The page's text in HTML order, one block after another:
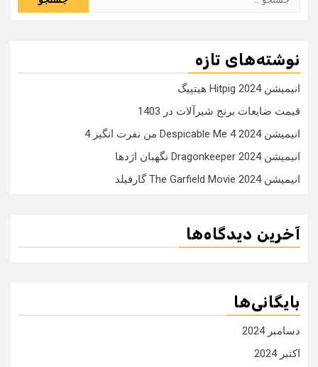
نوشته‌های تازه
انیمیشن Hitpig 2024 هیتپیگ
قیمت ضایعات برنج شیرآلات در 1403
انیمیشن Despicable Me 4 2024 من نفرت انگیز 4
انیمیشن Dragonkeeper 2024 نگهبان اژدها
انیمیشن The Garfield Movie 2024 گارفیلد
آخرین دیدگاه‌ها
بایگانی‌ها
دسامبر 2024
اکتبر 2024